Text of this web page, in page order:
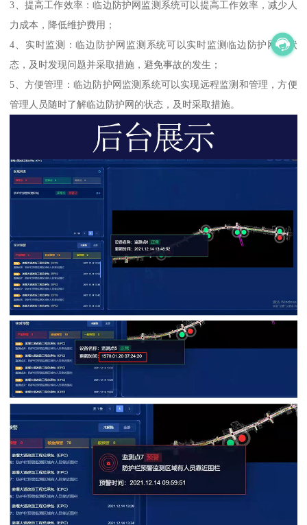
3、提高工作效率：临边防护网监测系统可以提高工作效率，减少人
力成本，降低维护费用；
4、实时监测：临边防护网监测系统可以实时监测临边防护网的状
态，及时发现问题并采取措施，避免事故的发生；
5、方便管理：临边防护网监测系统可以实现远程监测和管理，方便
管理人员随时了解临边防护网的状态，及时采取措施。